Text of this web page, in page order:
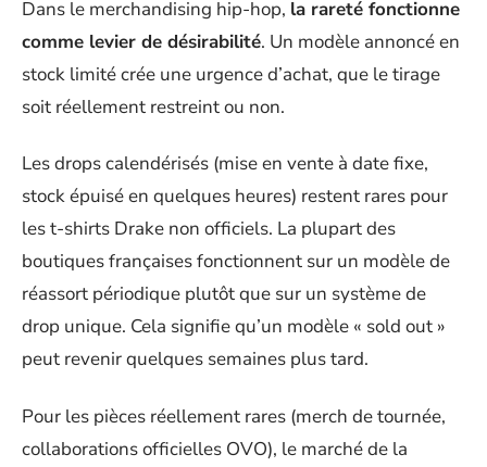
Dans le merchandising hip-hop, la rareté fonctionne
comme levier de désirabilité. Un modèle annoncé en
stock limité crée une urgence d’achat, que le tirage
soit réellement restreint ou non.
Les drops calendérisés (mise en vente à date fixe,
stock épuisé en quelques heures) restent rares pour
les t-shirts Drake non officiels. La plupart des
boutiques françaises fonctionnent sur un modèle de
réassort périodique plutôt que sur un système de
drop unique. Cela signifie qu’un modèle « sold out »
peut revenir quelques semaines plus tard.
Pour les pièces réellement rares (merch de tournée,
collaborations officielles OVO), le marché de la